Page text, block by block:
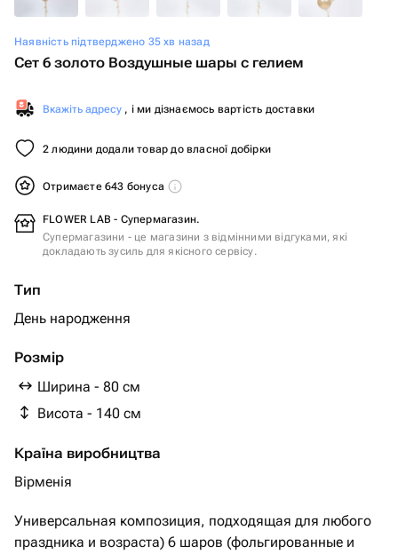
Наявність підтверджено 35 хв назад
Сет 6 золото Воздушные шары с гелием
Вкажіть адресу , і ми дізнаємось вартість доставки
2 людини додали товар до власної добірки
Отримаєте 643 бонуса
FLOWER LAB - Супермагазин.
Супермагазини - це магазини з відмінними відгуками, які
докладають зусиль для якісного сервісу.
Тип
День народження
Розмір
Ширина - 80 см
Висота - 140 см
Країна виробництва
Вірменія
Универсальная композиция, подходящая для любого
праздника и возраста) 6 шаров (фольгированные и